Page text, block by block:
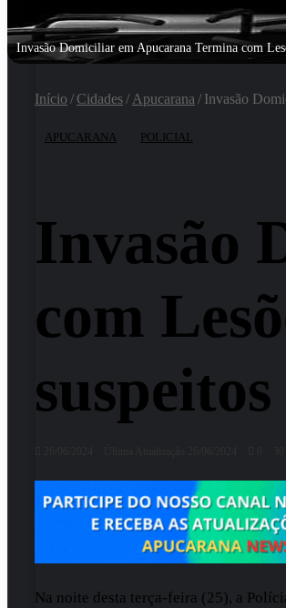
Invasão Domiciliar em Apucarana Termina com
Início / Cidades/ Apucarana / Invasão
APUCARANA POLICIAL
Invasão
com
Na noite desta terça-feira (25), a